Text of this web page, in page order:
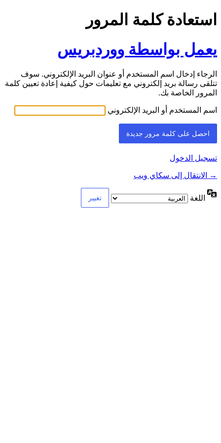
استعادة كلمة المرور
يعمل بواسطة ووردبريس
الرجاء إدخال اسم المستخدم أو عنوان البريد الإلكتروني. سوف
تتلقى رسالة بريد إلكتروني مع تعليمات حول كيفية إعادة تعيين كلمة
المرور الخاصة بك.
اسم المستخدم أو البريد الإلكتروني
تسجيل الدخول
→ الانتقال إلى سكاي ويب
اللغة